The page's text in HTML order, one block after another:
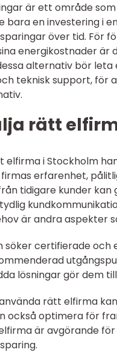
är ett område
bara en investering i
över tid. För
energikostnader
alternativ bör
teknisk support, för
rätt
elfirma i Stockholm
erfarenhet,
tidigare kunder
är andra aspekter
söker certifierade
lösningar gör dem
rätt elfirma
också optimera för
är avgörande